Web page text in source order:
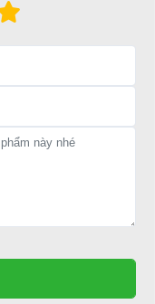
TM DV XNK